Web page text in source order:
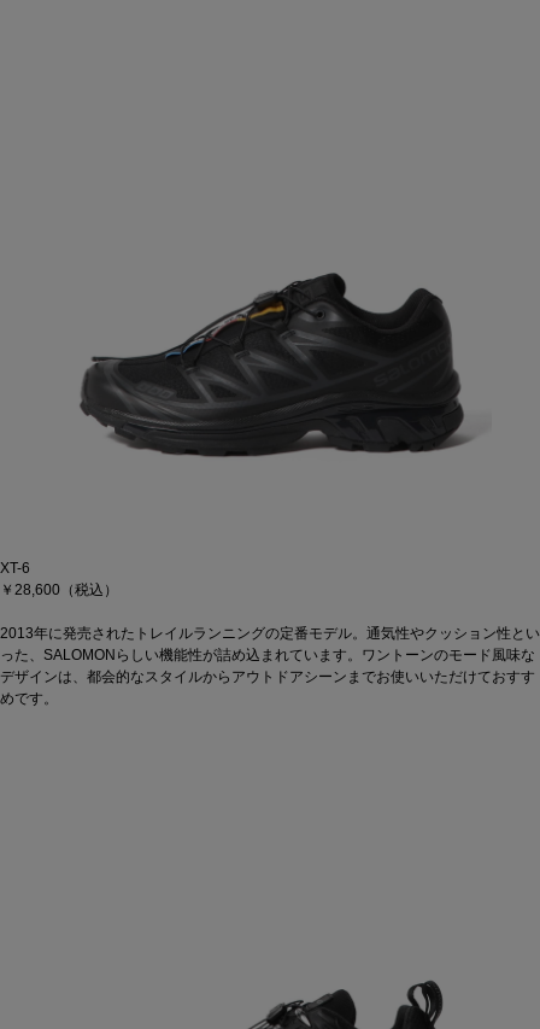
XT-6
￥28,600（税込）
2013年に発売されたトレイルランニングの定番モデル。通気性やクッション性とい
った、SALOMONらしい機能性が詰め込まれています。ワントーンのモード風味な
デザインは、都会的なスタイルからアウトドアシーンまでお使いいただけておすす
めです。